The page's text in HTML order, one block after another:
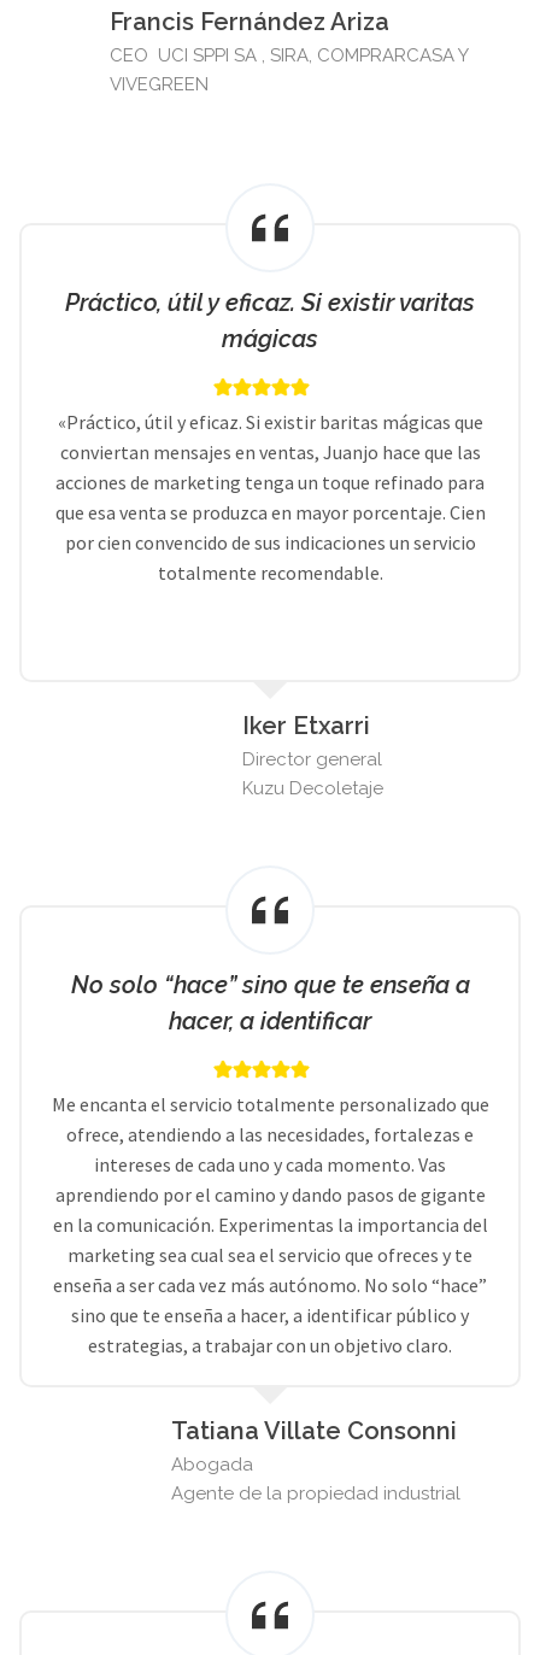
Francis Fernández Ariza
CEO UCI SPPI SA , SIRA, COMPRARCASA Y
VIVEGREEN
Práctico, útil y eficaz. Si existir varitas
mágicas
«Práctico, útil y eficaz. Si existir baritas mágicas que
conviertan mensajes en ventas, Juanjo hace que las
acciones de marketing tenga un toque refinado para
que esa venta se produzca en mayor porcentaje. Cien
por cien convencido de sus indicaciones un servicio
totalmente recomendable.
Iker Etxarri
Director general
Kuzu Decoletaje
No solo “hace” sino que te enseña a
hacer, a identificar
Me encanta el servicio totalmente personalizado que
ofrece, atendiendo a las necesidades, fortalezas e
intereses de cada uno y cada momento. Vas
aprendiendo por el camino y dando pasos de gigante
en la comunicación. Experimentas la importancia del
marketing sea cual sea el servicio que ofreces y te
enseña a ser cada vez más autónomo. No solo “hace”
sino que te enseña a hacer, a identificar público y
estrategias, a trabajar con un objetivo claro.
Tatiana Villate Consonni
Abogada
Agente de la propiedad industrial